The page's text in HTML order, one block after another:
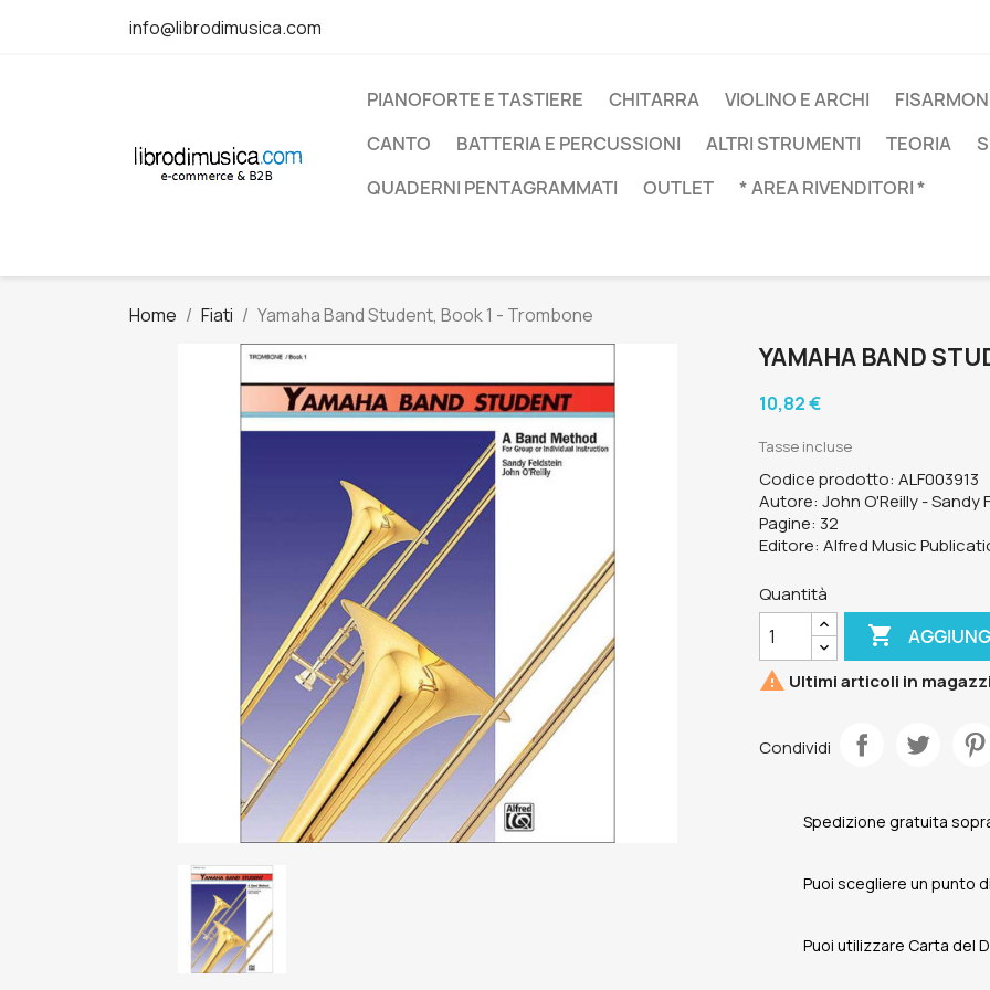
info@librodimusica.com
PIANOFORTE E TASTIERE CHITARRA VIOLINO E ARCHI
CANTO
BATTERIA E PERCUSSIONI ALTRI STRUMENTI TEORIA
QUADERNI PENTAGRAMMATI
OUTLET * AREA RIVENDITORI *
Home Fiati Yamaha Band Student, Book 1 - Trombone
YAMAHA BAND
10,82 €
Tasse incluse
Codice prodotto: ALF003913
Autore: John O'Reilly - Sandy
Pagine: 32
Editore: Alfred Music
Quantità

 Ultimi articoli in
Condividi
Spedizione gratuita
Puoi scegliere un punto
Puoi utilizzare Carta del